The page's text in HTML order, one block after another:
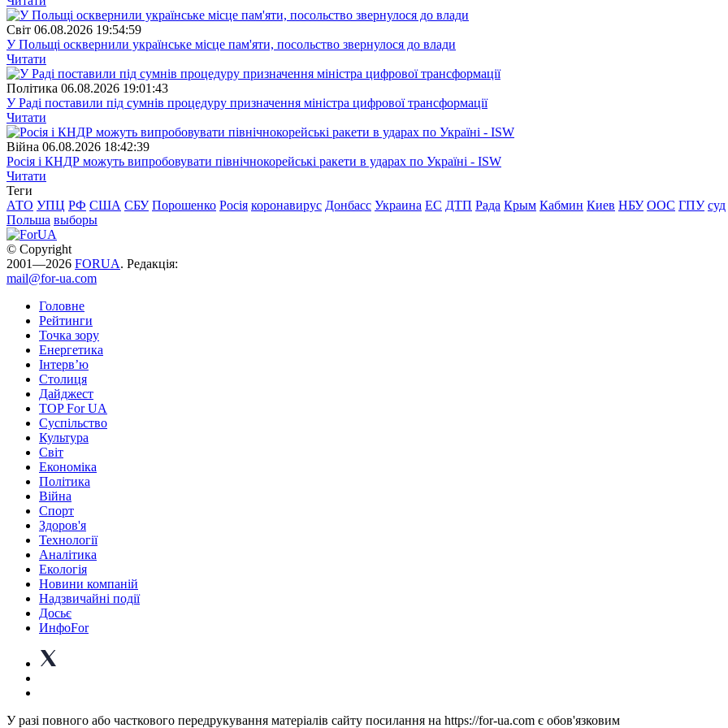
Свiт 06.08.2026 19:54:59
У Польщі осквернили українське місце пам'яти, посольство звернулося до влади
Читати
Полiтика 06.08.2026 19:01:43
У Раді поставили під сумнів процедуру призначення міністра цифрової трансформації
Читати
Війна 06.08.2026 18:42:39
Росія і КНДР можуть випробовувати північнокорейські ракети в ударах по Україні - ISW
Читати
Теги
АТО УПЦ РФ США СБУ Порошенко Росія коронавирус Донбасс Украина ЕС ДТП Рада Крым Кабмин Киев НБУ ООС ГПУ суд
Польша выборы
© Copyright
2001—2026 FORUA. Редакція:
mail@for-ua.com
Головне
Рейтинги
Точка зору
Енергетика
Інтерв’ю
Столиця
Дайджест
TOP For UA
Суспiльство
Культура
Світ
Економіка
Політика
Війна
Спорт
Здоров'я
Технології
Аналітика
Екологія
Новини компаній
Надзвичайні події
Досьє
ИнфоFor
У разі повного або часткового передрукування матеріалів сайту посилання на https://for-ua.com є обов'язковим